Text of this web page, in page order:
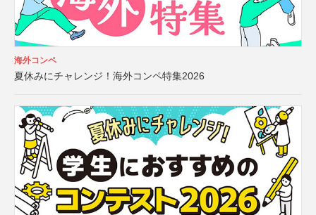
海外コンペ
夏休みにチャレンジ！海外コンペ特集2026